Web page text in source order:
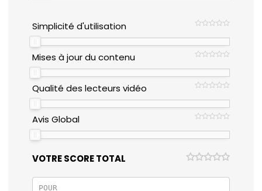
Simplicité d'utilisation
Mises à jour du contenu
Qualité des lecteurs vidéo
Avis Global
VOTRE SCORE TOTAL